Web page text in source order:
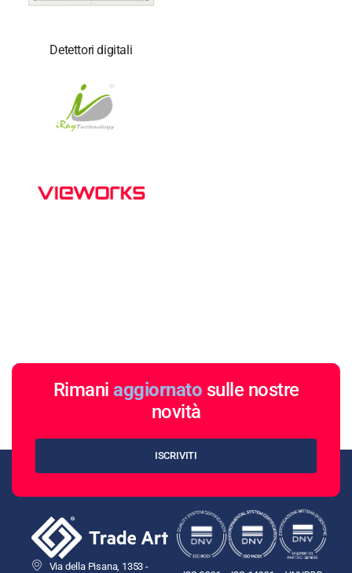
Detettori digitali
Rimani aggiornato sulle nostre
novità
ISCRIVITI
Via della Pisana, 1353 -